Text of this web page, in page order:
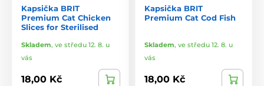
Kapsička BRIT
Premium Cat Chicken
Slices for Sterilised
Skladem, ve středu 12. 8. u
vás
18,00 Kč
Kapsička BRIT
Premium Cat Cod Fish
Skladem, ve středu 12. 8. u
vás
18,00 Kč